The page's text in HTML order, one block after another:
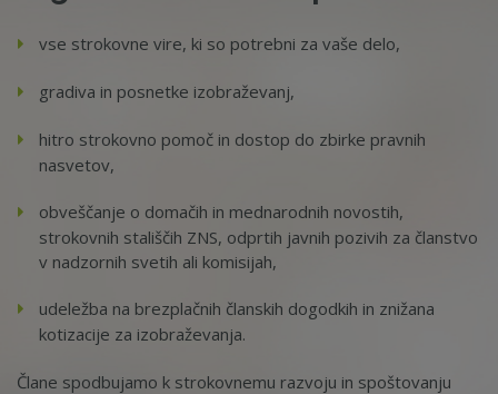
vse strokovne vire, ki so potrebni za vaše delo,
gradiva in posnetke izobraževanj,
hitro strokovno pomoč in dostop do zbirke pravnih
nasvetov,
obveščanje o domačih in mednarodnih novostih,
strokovnih stališčih ZNS, odprtih javnih pozivih za članstvo
v nadzornih svetih ali komisijah,
udeležba na brezplačnih članskih dogodkih in znižana
kotizacije za izobraževanja.
Člane spodbujamo k strokovnemu razvoju in spoštovanju